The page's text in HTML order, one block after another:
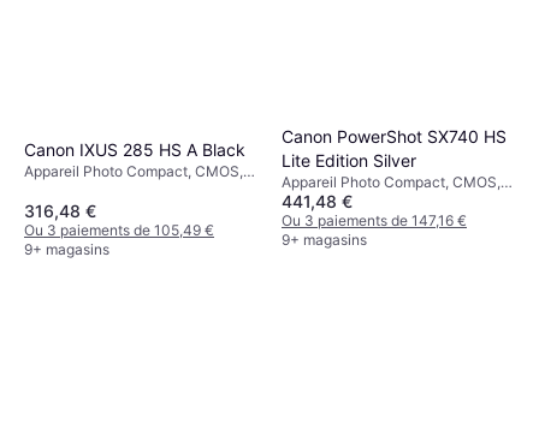
Canon IXUS 285 HS A Black
Appareil Photo Compact, CMOS,
147g
316,48 €
Ou 3 paiements de 105,49 €
9+ magasins
Canon PowerShot SX740 HS
Lite Edition Silver
Appareil Photo Compact, CMOS,
1/2.3, 20.3 MP, Waterproof, Face
Detection, PictBridge, Continuous
Drive, 299g
441,48 €
Ou 3 paiements de 147,16 €
9+ magasins